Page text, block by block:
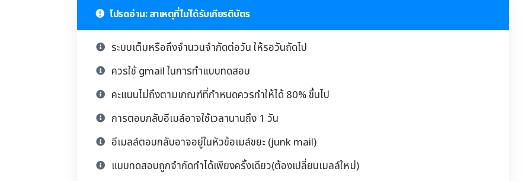
โปรดอ่าน: สาเหตุที่ไม่ได้รับเกียรติบัตร
ระบบเต็มหรือถึงจำนวนจำกัดต่อวัน ให้รอวันถัดไป
ควรใช้ gmail ในการทำแบบทดสอบ
คะแนนไม่ถึงตามเกณฑ์ที่กำหนดควรทำให้ได้ 80% ขึ้นไป
การตอบกลับอีเมล์อาจใช้เวลานานถึง 1 วัน
อีเมลล์ตอบกลับอาจอยู่ในหัวข้อเมล์ขยะ (junk mail)
แบบทดสอบถูกจำกัดทำได้เพียงครั้งเดียว(ต้องเปลี่ยนเมลล์ใหม่)